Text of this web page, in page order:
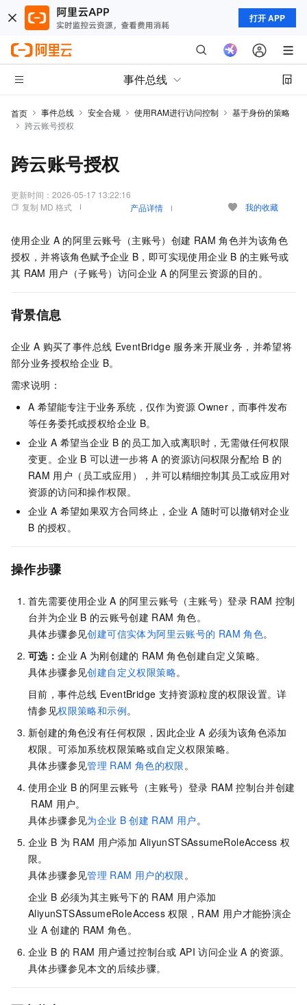
打开 APP
事件总线
首页 事件总线 安全合规 使用RAM进行访问控制
基于身份的策略
跨云账号授权
跨云账号授权
更新时间： 2026-05-17 13:22:16
复制 MD 格式
产品详情 我的收藏
使用企业 A 的阿里云账号（主账号）创建 RAM 角色并为该角色
授权，并将该角色赋予企业 B，即可实现使用企业 B 的主账号或
其 RAM 用户（子账号）访问企业 A 的阿里云资源的目的。
背景信息
企业 A 购买了事件总线 EventBridge 服务来开展业务，并希望将
部分业务授权给企业 B。
需求说明：
A 希望能专注于业务系统，仅作为资源 Owner，而事件发布
等任务委托或授权给企业 B。
企业 A 希望当企业 B 的员工加入或离职时，无需做任何权限
变更。企业 B 可以进一步将 A 的资源访问权限分配给 B 的
RAM 用户（员工或应用），并可以精细控制其员工或应用对
资源的访问和操作权限。
企业 A 希望如果双方合同终止，企业 A 随时可以撤销对企业
B 的授权。
操作步骤
首先需要使用企业 A 的阿里云账号（主账号）登录 RAM 控制
台并为企业 B 的云账号创建 RAM 角色。
具体步骤参见创建可信实体为阿里云账号的 RAM 角色。
可选：企业 A 为刚创建的 RAM 角色创建自定义策略。
具体步骤参见创建自定义权限策略。
目前，事件总线 EventBridge 支持资源粒度的权限设置。详
情参见权限策略和示例。
新创建的角色没有任何权限，因此企业 A 必须为该角色添加
权限。可添加系统权限策略或自定义权限策略。
具体步骤参见管理 RAM 角色的权限。
使用企业 B 的阿里云账号（主账号）登录 RAM 控制台并创建
RAM 用户。
具体步骤参见为企业 B 创建 RAM 用户。
企业 B 为 RAM 用户添加 AliyunSTSAssumeRoleAccess 权
限。
具体步骤参见管理 RAM 用户的权限。
企业 B 必须为其主账号下的 RAM 用户添加
AliyunSTSAssumeRoleAccess 权限，RAM 用户才能扮演企
业 A 创建的 RAM 角色。
企业 B 的 RAM 用户通过控制台或 API 访问企业 A 的资源。
具体步骤参见本文的后续步骤。